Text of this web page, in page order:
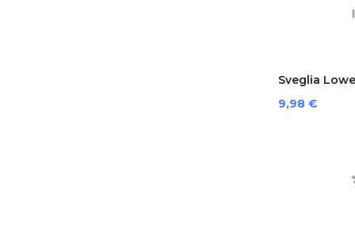
Sveglia
Prezzo
9,98 €